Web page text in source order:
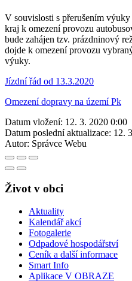
V souvislosti s přerušením
kraj k omezení provozu
bude zahájen tzv. prázdninový
dojde k omezení provozu
výuky.
Jízdní řád od 13.3.2020
Omezení dopravy na území Pk
Datum vložení: 12. 3. 2020 0:00
Datum poslední aktualizace: 12.
Autor: Správce Webu
Život v obci
Aktuality
Kalendář akcí
Fotogalerie
Odpadové hospodářství
Ceník a další informace
Smart Info
Aplikace V OBRAZE